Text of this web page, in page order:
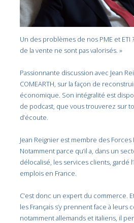
Un des problèmes de nos PME et ETI
de la vente ne sont pas valorisés. »
Passionnante discussion avec Jean
COMEARTH, sur la façon de
économique. Son intégralité est
de podcast, que vous trouverez sur
d’écoute.
Jean Reignier est membre des Forces
Notamment parce qu’il a, dans un
délocalisé, les services clients, gardé
emplois en France.
C’est donc un expert du commerce.
les Français s’y prennent face à leurs
notamment allemands et italiens, il